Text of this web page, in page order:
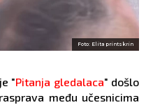
Foto: Elita printskrin
"Pitanja gledalaca" došlo
među učesnicima